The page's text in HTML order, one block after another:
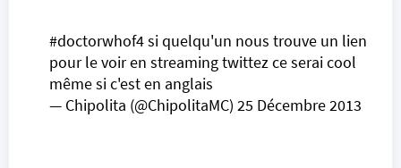
#doctorwhof4si quelqu'un nous trouve un lien
pour le voir en streaming twittez ce serai cool
même si c'est en anglais
— Chipolita (@ChipolitaMC) 25 Décembre 2013